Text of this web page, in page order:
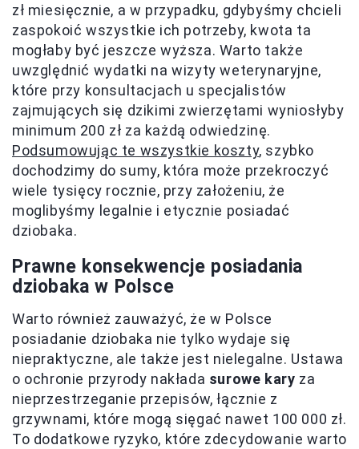
zł miesięcznie, a w przypadku, gdybyśmy chcieli
zaspokoić wszystkie ich potrzeby, kwota ta
mogłaby być jeszcze wyższa. Warto także
uwzględnić wydatki na wizyty weterynaryjne,
które przy konsultacjach u specjalistów
zajmujących się dzikimi zwierzętami wyniosłyby
minimum 200 zł za każdą odwiedzinę.
Podsumowując te wszystkie koszty, szybko
dochodzimy do sumy, która może przekroczyć
wiele tysięcy rocznie, przy założeniu, że
moglibyśmy legalnie i etycznie posiadać
dziobaka.
Prawne konsekwencje posiadania
dziobaka w Polsce
Warto również zauważyć, że w Polsce
posiadanie dziobaka nie tylko wydaje się
niepraktyczne, ale także jest nielegalne. Ustawa
o ochronie przyrody nakłada surowe kary za
nieprzestrzeganie przepisów, łącznie z
grzywnami, które mogą sięgać nawet 100 000 zł.
To dodatkowe ryzyko, które zdecydowanie warto